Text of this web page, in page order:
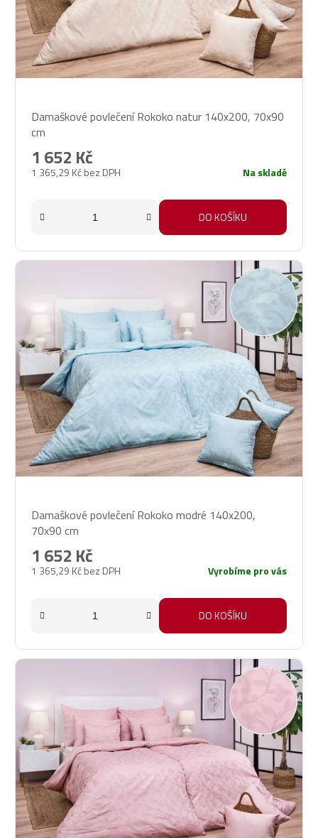
hodnocení
produktu
je
5,0
hvězdiček.
Damaškové povlečení Rokoko natur 140x200, 70x90
cm
1 365,29 Kč bez DPH
1 652 Kč
Na skladě
DO KOŠÍKU
hodnocení
produktu
je
5,0
hvězdiček.
Damaškové povlečení Rokoko modré 140x200,
70x90 cm
1 365,29 Kč bez DPH
1 652 Kč
Vyrobíme pro vás
DO KOŠÍKU